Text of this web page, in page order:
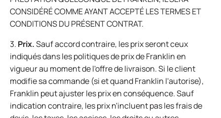
CONSIDÉRÉ COMME AYANT ACCEPTÉ LES TERMES ET
CONDITIONS DU PRÉSENT CONTRAT.
3. Prix.Sauf accord contraire, les prix seront ceux
indiqués dans les politiques de prix de Franklin en
vigueur au moment de l'offre de livraison. Si le client
modifie sa commande (si et quand Franklin l'autorise),
Franklin peut ajuster les prix en conséquence. Sauf
indication contraire, les prix n'incluent pas les frais de